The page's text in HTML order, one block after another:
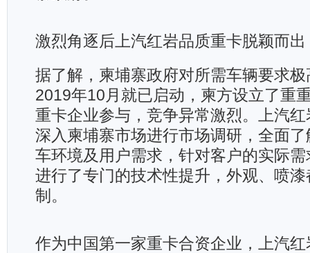
激烈角逐后上汽红岩品质重卡脱颖而出
据了解，柬埔寨政府对所需车辆要求
2019年10月就已启动，柬方设立了重
重卡企业参与，竞争异常激烈。上汽
深入柬埔寨市场进行市场调研，全面
车环境及用户需求，针对客户的实际
进行了专门的技术性提升，外观、喷
制。
作为中国第一家重卡合资企业，上汽